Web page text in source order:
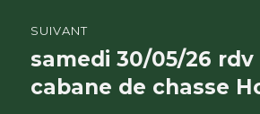
SUIVANT
Publication
suivante :
samedi 30/05/26
cabane de chasse